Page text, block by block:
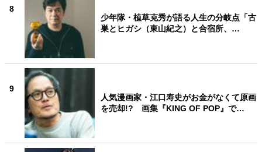
8
少年隊・植草克秀が語る人生の分岐点「古
巣とヒガシ（東山紀之）と合宿所、…
9
人気漫画家・江口寿史がお金がなくて原画
を売却!? 画集『KING OF POP』で…